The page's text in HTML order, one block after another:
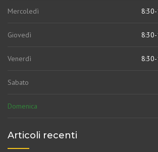
Mercoledì
Giovedì
Venerdì
Sabato
Domenica
Articoli recenti